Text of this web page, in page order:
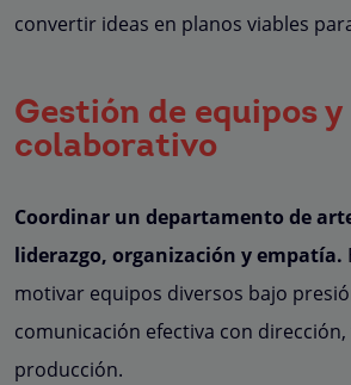
convertir ideas en planos viables
Gestión de equipos
colaborativo
Coordinar un departamento de
liderazgo, organización y empatía.
motivar equipos diversos bajo
comunicación efectiva con
producción.